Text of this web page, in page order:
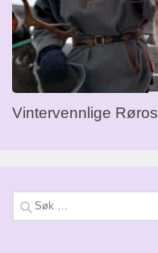
Vintervennlige Røros
Søk
etter: